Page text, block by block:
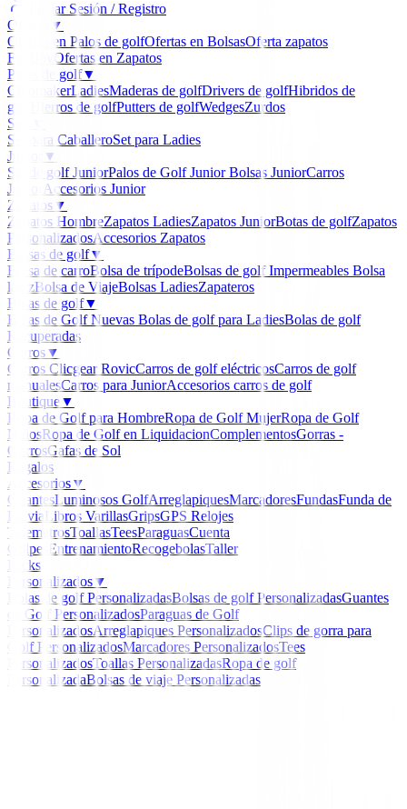
Iniciar Sesión / Registro
Ofertas
▼
Ofertas en Palos de golfOfertas en BolsasOferta zapatos
FootJoy
Ofertas en Zapatos
Palos de golf▼
ClubmakerLadiesMaderas de golfDrivers de golfHibridos de
golf
Hierros de golfPutters de golfWedgesZurdos
Sets
Set para CaballeroSet para Ladies
Junior
▼
Set de golf JuniorPalos de Golf JuniorBolsas JuniorCarros
Junior
Accesorios Junior
Zapatos ▼
Zapatos HombreZapatos LadiesZapatos JuniorBotas de golfZapatos
PersonalizadosAccesorios Zapatos
Bolsas de golf▼
Bolsa de carroBolsa de trípodeBolsas de golf Impermeables Bolsa
lápizBolsa de ViajeBolsas LadiesZapateros
Bolas de golf▼
Bolas de Golf Nuevas Bolas de golf para LadiesBolas de golf
Recuperadas
Carros▼
Carros Clicgear RovicCarros de golf eléctricosCarros de golf
manualesCarros para JuniorAccesorios carros de golf
Boutique▼
Ropa de Golf para HombreRopa de Golf MujerRopa de Golf
NiñosRopa de Golf en LiquidacionComplementosGorras -
GorrosGafas de Sol
Regalos
Accesorios▼
GuantesLuminosos GolfArreglapiquesMarcadoresFundasFunda de
Lluvia Libros VarillasGripsGPS Relojes
TelemetrosToallasTeesParaguasCuenta
Golpes
EntrenamientoRecogebolasTaller
Packs
Personalizados▼
Bolas de golf PersonalizadasBolsas de golf PersonalizadasGuantes
de Golf PersonalizadosParaguas de Golf
PersonalizadosArreglapiques PersonalizadosClips de gorra para
Golf PersonalizadosMarcadores PersonalizadosTees
PersonalizadosToallas PersonalizadasRopa de golf
PersonalizadaBolsas de viaje Personalizadas